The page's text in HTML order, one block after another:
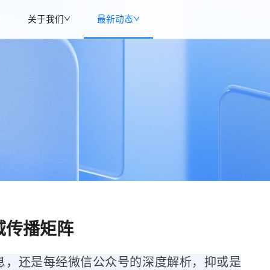
关于我们 最新动态
传播矩阵
还是每经微信公众号的深度解析，抑或是